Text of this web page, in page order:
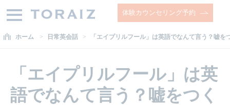
体験カウンセリング予約
ホーム 日常英会話 「エイプリルフール」は英語でなんて言う？嘘
「エイプリルフール」は英
語でなんて言う？嘘をつく